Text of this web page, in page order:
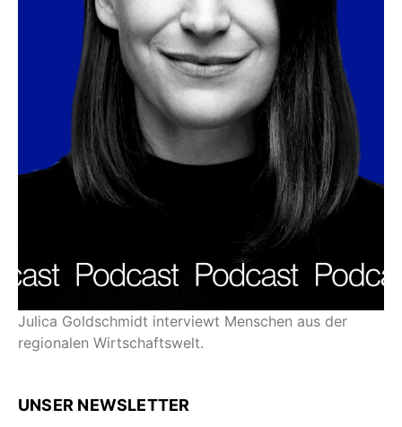
Julica Goldschmidt interviewt Menschen aus der
regionalen Wirtschaftswelt.
UNSER NEWSLETTER